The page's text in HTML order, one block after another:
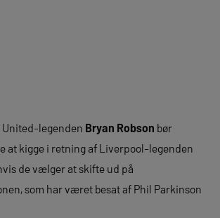
United-legenden Bryan Robson bør
at kigge i retning af Liverpool-legenden
de vælger at skifte ud på
som har været besat af Phil Parkinson